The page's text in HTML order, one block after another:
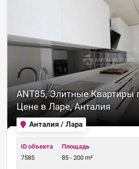
Анталия / Лара
ANT85, Элитные Квартиры
Цене в Ларе, Анталия
ID объекта
7585
Площадь
85 - 200 m²